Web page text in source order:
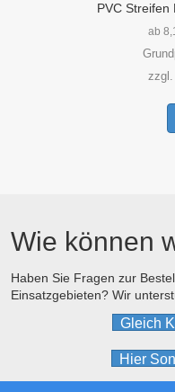
PVC Streifen
ab
zzgl.
Wie können
Haben Sie Fragen zur
Einsatzgebieten? Wir
Gleich
Hier